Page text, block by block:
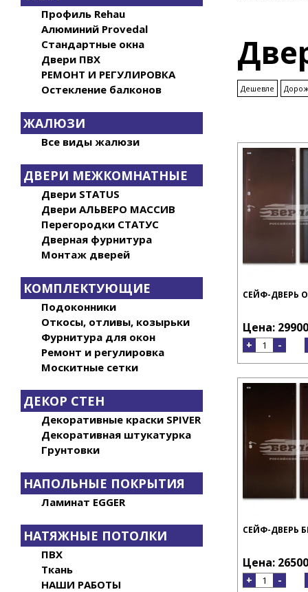
Профиль Rehau
Алюминий Provedal
Стандартные окна
Двери ПВХ
РЕМОНТ И РЕГУЛИРОВКА
Остекление балконов
ЖАЛЮЗИ
Все виды жалюзи
ДВЕРИ МЕЖКОМНАТНЫЕ
Двери STATUS
Двери АЛЬВЕРО МАССИВ
Перегородки СТАТУС
Дверная фурнитура
Монтаж дверей
КОМПЛЕКТУЮЩИЕ
Подоконники
Откосы, отливы, козырьки
Фурнитура для окон
Ремонт и регулировка
Москитные сетки
ДЕКОР СТЕН
Декоративные краски SPIVER
Декоративная штукатурка
Грунтовки
НАПОЛЬНЫЕ ПОКРЫТИЯ
Ламинат EGGER
НАТЯЖНЫЕ ПОТОЛКИ
ПВХ
Ткань
НАШИ РАБОТЫ
Дешевле
СЕЙФ-ДВЕРЬ
Цена:
+ -
СЕЙФ-ДВЕРЬ
Цена:
+ -